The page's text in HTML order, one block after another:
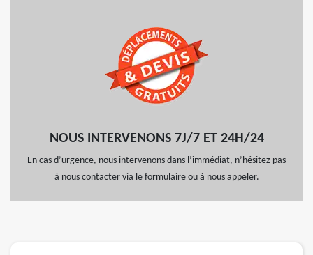
NOUS INTERVENONS 7J/7 ET 24H/24
En cas d’urgence, nous intervenons dans l’immédiat, n’hésitez pas
à nous contacter via le formulaire ou à nous appeler.